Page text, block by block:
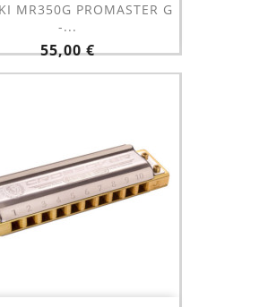
MR350G PROMASTER G
-...
Prix
55,00 €